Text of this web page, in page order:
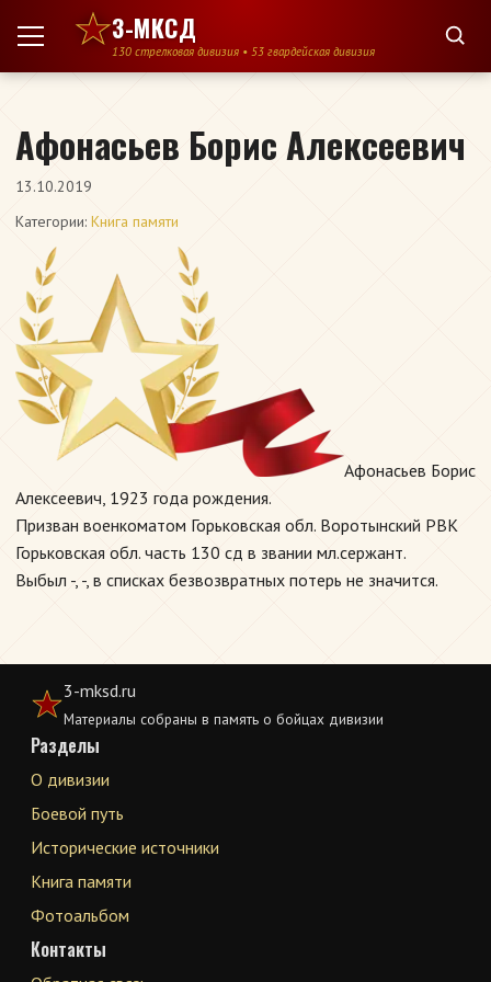
Перейти к содержимому
3-МКСД
130 стрелковая дивизия • 53 гвардейская дивизия
Афонасьев Борис Алексеевич
13.10.2019
Категории: Книга памяти
Афонасьев Борис
Алексеевич, 1923 года рождения.
Призван военкоматом Горьковская обл. Воротынский РВК
Горьковская обл. часть 130 сд в звании мл.сержант.
Выбыл -, -, в списках безвозвратных потерь не значится.
3-mksd.ru
Материалы собраны в память о бойцах дивизии
Разделы
О дивизии
Боевой путь
Исторические источники
Книга памяти
Фотоальбом
Контакты